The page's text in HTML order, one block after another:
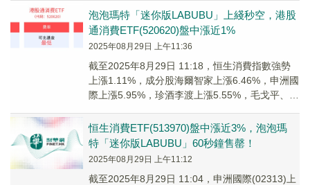
泡泡瑪特「迷你版LABUBU」上綫秒空，港股
通消費ETF(520620)盤中漲近1%
2025年08月29日 上午11:36
截至2025年8月29日 11:18，恒生消費指數強勢
上漲1.11%，成分股海爾智家上漲6.46%，申洲國
際上漲5.95%，珍酒李渡上漲5.55%，毛戈平、阜
恒生消費ETF(513970)盤中漲近3%，泡泡瑪
特「迷你版LABUBU」60秒鐘售罄！
2025年08月29日 上午11:12
截至2025年8月29日 11:04，申洲國際(02313)上